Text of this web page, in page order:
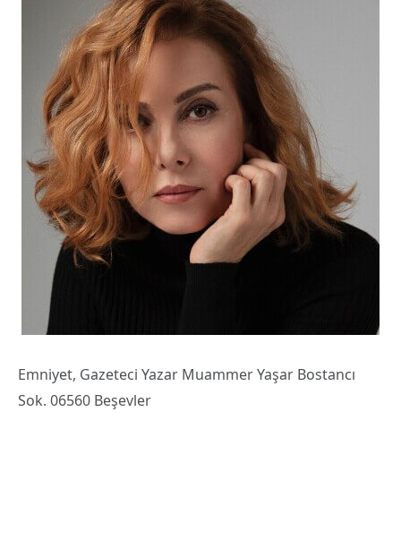
Emniyet, Gazeteci Yazar Muammer Yaşar Bostancı
Sok. 06560 Beşevler